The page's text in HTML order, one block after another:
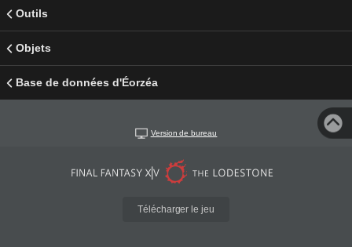
Outils
Objets
Base de données d'Éorzéa
Version de bureau
Télécharger le jeu